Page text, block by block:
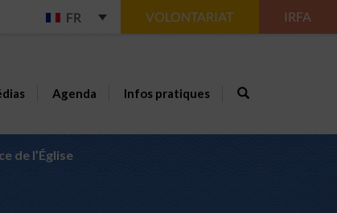
FR VOLONTARIAT IRFA
Agenda Infos pratiques
de l’Église